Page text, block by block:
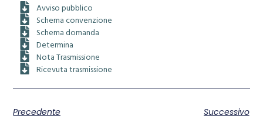
Avviso pubblico
Schema convenzione
Schema domanda
Determina
Nota Trasmissione
Ricevuta trasmissione
Precedente Successivo